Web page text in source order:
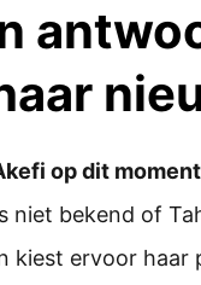
op dit
niet bekend of
kiest ervoor haar